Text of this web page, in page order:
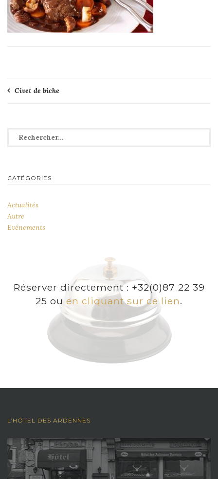
Navigation
Civet de biche
Rechercher :
CATÉGORIES
Actualités
Autre
Evénements
Réserver directement : +32(0)87 22 39
25 ou en cliquant sur ce lien.
L’HÔTEL DES ARDENNES